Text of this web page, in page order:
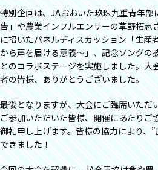
特別企画は、JAおおいた玖珠九重青年
告」や農業インフルエンサーの草野拓志
に招いたパネルディスカッション「生産
から声を届ける意義～」、記念ソングの
とのコラボステージを実施しました。大
者の皆様、ありがとうございました。
最後となりますが、大会にご臨席いただ
ご参加いただいた皆様、開催にあたりご
御礼申し上げます。皆様の協力により、
できました！